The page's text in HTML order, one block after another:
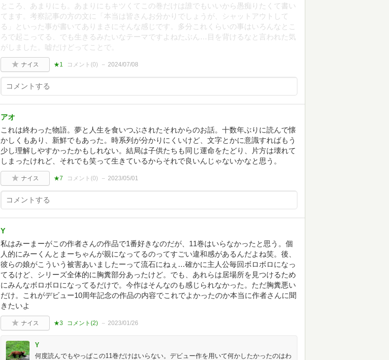
ところ、あまりにも。あまりにもキツくてこの巻だけは誰でもいいから愚痴りたくて書い
てます。考察記事の方の文に「本当は皆さんお分かりでしょうが、シャットアウトして
る」といった事が書いてありまさにそんな感じです。多分これくらいの事はいろんなとこ
ろで起こってる、でも生きるみたいなテーマですよねたぶん…目を背けるなと言われた気
がしました。嘘だけどってことで。
ナイス ★1 コメント(0) 2024/07/08
アオ
これは終わった物語。夢と人生を食いつぶされたそれからのお話。十数年ぶりに読んで懐
かしくもあり、新鮮でもあった。時系列が分かりにくいけど、文字とかに意識すればもう
少し理解しやすかったかもしれない。結局は子供たちも同じ運命をたどり、片方は壊れて
しまったけれど、それでも笑って生きているからそれで良いんじゃないかなと思う。
ナイス ★7 コメント(0) 2023/05/01
Y
私はみーまーがこの作者さんの作品で1番好きなのだが、11巻はいらなかったと思う。個
人的にみーくんとまーちゃんが親になってるのってすごい違和感があるんだよね笑。後、
彼らの娘がこういう被害あいましたーって流石にねぇ…確かに主人公毎回ボロボロになっ
てるけど、シリーズ全体的に胸糞部分あったけど。でも、あれらは居場所を見つけるため
にみんなボロボロになってるだけで。今作はそんなのも感じられなかった。ただ胸糞悪い
だけ。これがデビュー10周年記念の作品の内容でこれでよかったのか本当に作者さんに聞
きたいよ
ナイス ★3 コメント(2) 2023/01/26
Y
何度読んでもやっぱこの11巻だけはいらない。デビュー作を用いて何かしたかったのはわ